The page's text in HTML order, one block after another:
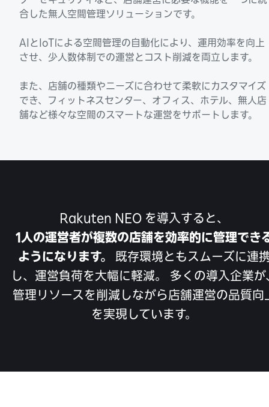
合した無人空間管理ソリューションです。
AIとIoTによる空間管理の自動化により、運用効率を向上
させ、少人数体制での運営とコスト削減を両立します。
また、店舗の種類やニーズに合わせて柔軟にカスタマイズ
でき、フィットネスセンター、オフィス、ホテル、無人店
舗など様々な空間のスマートな運営をサポートします。
Rakuten NEO を導入すると、​
1人の運営者が複数の店舗を効率的に管理でき
ようになります。
既存環境ともスムーズに連
し、運営負荷を大幅に軽減。 多くの導入企業が
管理リソースを削減しながら店舗運営の品質向
を実現しています。